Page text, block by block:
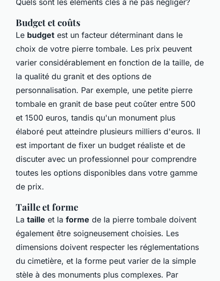
Budget et coûts
Le budget est un facteur déterminant dans le
choix de votre pierre tombale. Les prix peuvent
varier considérablement en fonction de la taille, de
la qualité du granit et des options de
personnalisation. Par exemple, une petite pierre
tombale en granit de base peut coûter entre 500
et 1500 euros, tandis qu'un monument plus
élaboré peut atteindre plusieurs milliers d'euros. Il
est important de fixer un budget réaliste et de
discuter avec un professionnel pour comprendre
toutes les options disponibles dans votre gamme
de prix.
Taille et forme
La taille et la forme de la pierre tombale doivent
également être soigneusement choisies. Les
dimensions doivent respecter les réglementations
du cimetière, et la forme peut varier de la simple
stèle à des monuments plus complexes. Par